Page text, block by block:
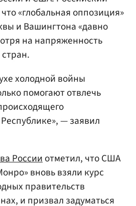
«глобальная оппозиция»
и Вашингтона «давно
на напряженность
холодной войны
помогают отвлечь
— заявил
Россииотметил, что США
вновь взяли курс
правительств
и призвал задуматься